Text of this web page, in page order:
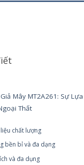
Mây MT2A261: Sự
Thất
chất lượng
bền bỉ và đa dạng
và đa dụng